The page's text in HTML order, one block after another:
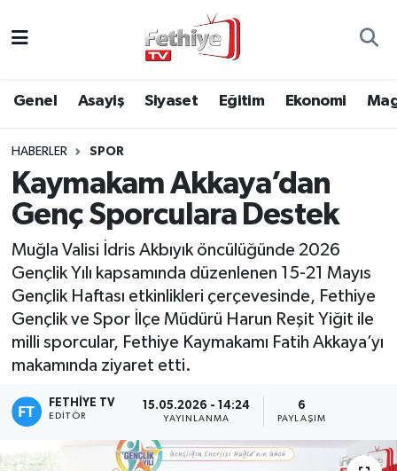
Genel Asayiş Siyaset Eğitim Ekonomi
HABERLER SPOR
Kaymakam Akkaya’dan
Genç Sporculara Destek
Muğla Valisi İdris Akbıyık öncülüğünde 2026
Gençlik Yılı kapsamında düzenlenen 15-21 Mayıs
Gençlik Haftası etkinlikleri çerçevesinde, Fethiye
Gençlik ve Spor İlçe Müdürü Harun Reşit Yiğit ile
milli sporcular, Fethiye Kaymakamı Fatih Akkaya’yı
makamında ziyaret etti.
FETHIYE TV
EDITÖR
15.05.2026 - 14:24
YAYINLANMA
6
PAYLAŞIM
Asayiş
Eğitim
Ekonomi
Kültür
Magazin
Muğla Hava Durumu
Muğla Namaz Vakitleri
Muğla Trafik Yoğunluk Haritası
Süper Lig Puan Durumu ve Fikstür
Tüm Manşetler
Son Dakika Haberleri